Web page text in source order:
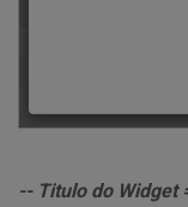
-- Titulo do Widget